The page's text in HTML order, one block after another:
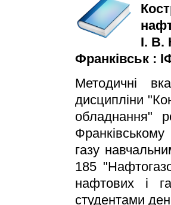
І. В.
Франківськ :
Методичні
дисципліни
обладнання"
Франківському
газу
185
нафтових і
студентами